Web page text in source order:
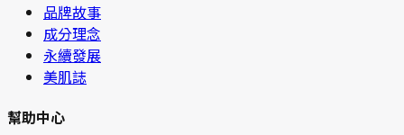
品牌故事
成分理念
永續發展
美肌誌
幫助中心